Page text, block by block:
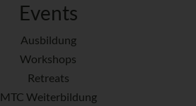
Events
Ausbildung
Workshops
Retreats
MTC Weiterbildung